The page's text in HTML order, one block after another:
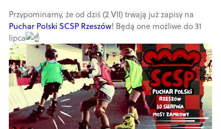
Przypominamy, że od dziś (2 VII) trwają już zapisy na
Puchar Polski SCSP Rzeszów! Będą one możliwe do 31
lipca